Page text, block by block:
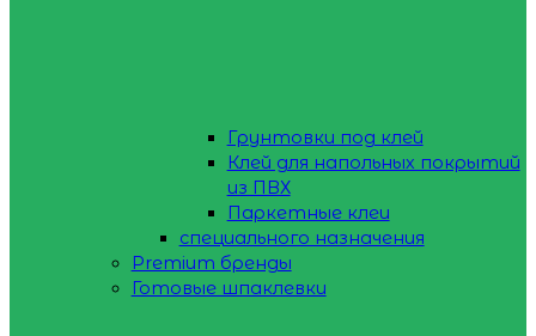
Грунтовки под клей
Клей для напольных покрытий
из ПВХ
Паркетные клеи
специального назначения
Premium бренды
Готовые шпаклевки